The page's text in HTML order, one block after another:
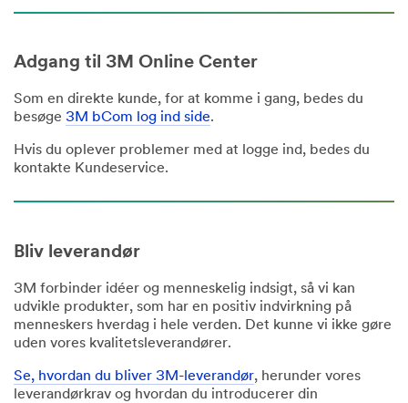
Adgang til 3M Online Center
Som en direkte kunde, for at komme i gang, bedes du
besøge 3M bCom log ind side.
Hvis du oplever problemer med at logge ind, bedes du
kontakte Kundeservice.
Bliv leverandør
3M forbinder idéer og menneskelig indsigt, så vi kan
udvikle produkter, som har en positiv indvirkning på
menneskers hverdag i hele verden. Det kunne vi ikke gøre
uden vores kvalitetsleverandører.
Se, hvordan du bliver 3M-leverandør, herunder vores
leverandørkrav og hvordan du introducerer din